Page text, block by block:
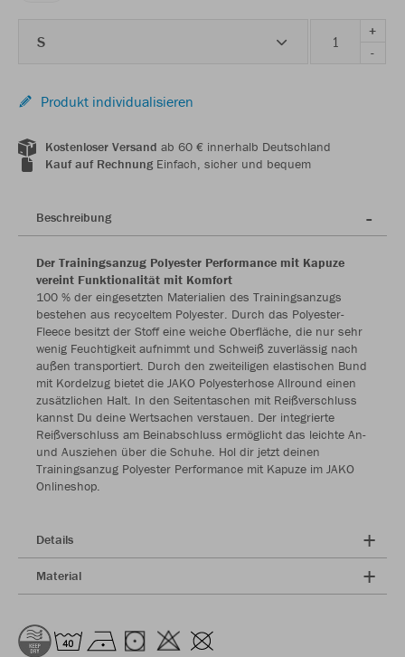
S
+
-
Produkt individualisieren
Kostenloser Versand ab 60 € innerhalb Deutschland
Kauf auf RechnungEinfach, sicher und bequem
Beschreibung
Der Trainingsanzug Polyester Performance mit Kapuze
vereint Funktionalität mit Komfort
100 % der eingesetzten Materialien des Trainingsanzugs
bestehen aus recyceltem Polyester. Durch das Polyester-
Fleece besitzt der Stoff eine weiche Oberfläche, die nur sehr
wenig Feuchtigkeit aufnimmt und Schweiß zuverlässig nach
außen transportiert. Durch den zweiteiligen elastischen Bund
mit Kordelzug bietet die JAKO Polyesterhose Allround einen
zusätzlichen Halt. In den Seitentaschen mit Reißverschluss
kannst Du deine Wertsachen verstauen. Der integrierte
Reißverschluss am Beinabschluss ermöglicht das leichte An-
und Ausziehen über die Schuhe. Hol dir jetzt deinen
Trainingsanzug Polyester Performance mit Kapuze im JAKO
Onlineshop.
Details
Material